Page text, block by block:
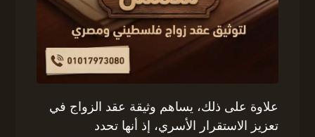
علاوة على ذلك، يساهم وثيقة عقد الزواج في
تعزيز الاستقرار الأسري، إذ أنها تحدد